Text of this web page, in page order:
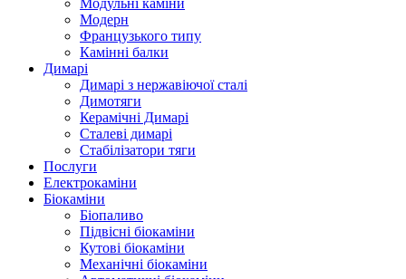
Модульні каміни
Модерн
Французького типу
Камінні балки
Димарі
Димарі з нержавіючої сталі
Димотяги
Керамічні Димарі
Сталеві димарі
Стабілізатори тяги
Послуги
Електрокаміни
Біокаміни
Біопаливо
Підвісні біокаміни
Кутові біокаміни
Механічні біокаміни